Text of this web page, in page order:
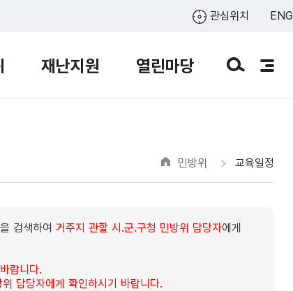
관심위치 ENG
재난지원 열린마당
민방위 교육일정
검색하여 거주지 관할 시.군.구청 민방위 담당자에게
랍니다.
담당자에게 확인하시기 바랍니다.